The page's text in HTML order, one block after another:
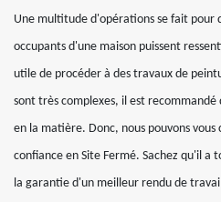
Une multitude d'opérations se fait pour
occupants d'une maison puissent
utile de procéder à des travaux de
sont très complexes, il est recommandé
en la matière. Donc, nous pouvons
confiance en Site Fermé. Sachez qu'il a
la garantie d'un meilleur rendu de